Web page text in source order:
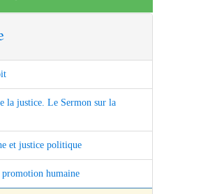
la justice. Le Sermon sur la
et justice politique
humaine